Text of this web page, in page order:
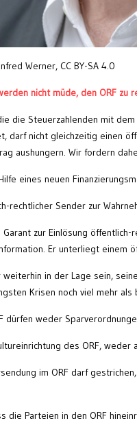
Werner, CC BY-SA 4.0
nicht müde, den ORF zu
die Steuerzahlenden mit
darf nicht gleichzeitig einen
aushungern. Wir fordern
eines neuen
rechtlicher Sender zur
zur Einlösung
Er unterliegt einem
weiterhin in der Lage sein,
Krisen noch viel mehr als
dürfen weder
des ORF,
im ORF darf
die Parteien in den ORF